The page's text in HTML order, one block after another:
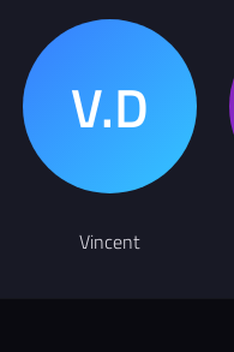
Vincent